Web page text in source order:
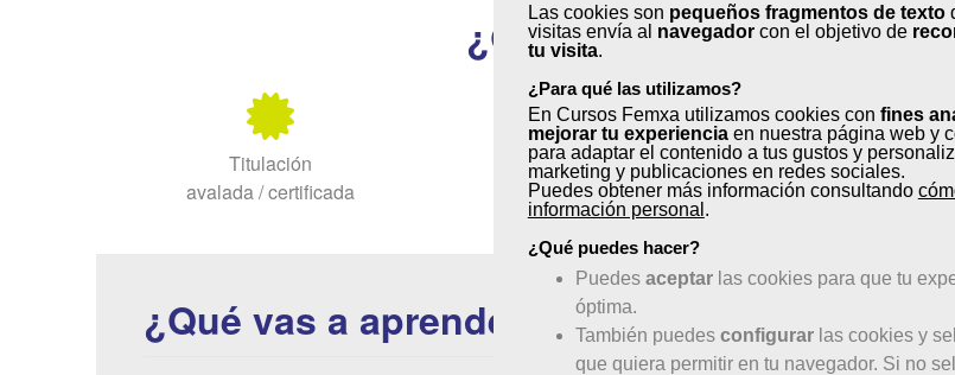
Las cookies son pequeños fragmentos de texto
visitas envía al navegadorcon el objetivo de
tu visita.
¿Para qué las utilizamos?
En Cursos Femxa utilizamos cookies con fines
mejorar tu experienciaen nuestra página web y
para adaptar el contenido a tus gustos y
marketing y publicaciones en redes sociales.
Puedes obtener más información consultando
información personal .
¿Qué puedes hacer?
Puedes aceptarlas cookies para que tu
óptima.
También puedes configurarlas cookies y
que quiera permitir en tu navegador. Si no
¿Qué obtendrás al
Titulación
avalada / certificada
Facilidades
de pago
en
¿Qué vas a aprender?